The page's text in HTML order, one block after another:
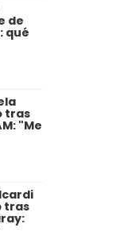
de
qué
tras
"Me
tras